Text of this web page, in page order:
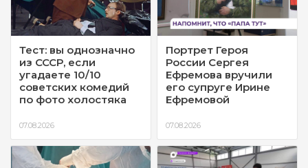
Тест: вы однозначно
из СССР, если
угадаете 10/10
советских комедий
по фото холостяка
07.08.2026
Портрет Героя
России Сергея
Ефремова вручили
его супруге Ирине
Ефремовой
07.08.2026